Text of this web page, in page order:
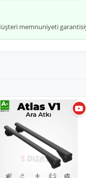
memnuniyeti